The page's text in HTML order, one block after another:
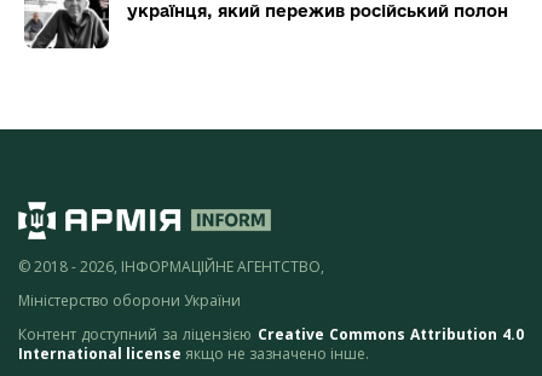
українця, який пережив російський полон
© 2018 - 2026, ІНФОРМАЦІЙНЕ АГЕНТСТВО,
Міністерство оборони України
Контент доступний за ліцензією Creative Commons Attribution 4.0
International license якщо не зазначено інше.